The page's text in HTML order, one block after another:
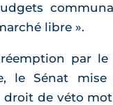
libre ».
par le
le Sénat
droit de véto